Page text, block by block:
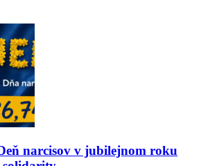
narcisov v jubilejnom roku